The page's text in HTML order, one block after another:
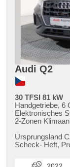
Audi Q2
30 TFSI 81 kW
Handgetriebe, 6
Elektronisches
2-Zonen
hlasové
brzda,
einstellbar,
Ursprungsland
Scheck​- Heft,​